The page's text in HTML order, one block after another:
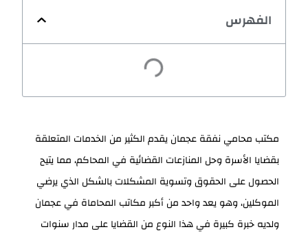
الفهرس
مكتب محامي نفقة عجمان يقدم الكثير من الخدمات المتعلقة
بقضايا الأسرة وحل المنازعات القضائية في المحاكم، مما يتيح
الحصول على الحقوق وتسوية المشكلات بالشكل الذي يرضي
الموكلين، وهو يعد واحد من أكبر مكاتب المحاماة في عجمان
ولديه خبرة كبيرة في هذا النوع من القضايا على مدار سنوات